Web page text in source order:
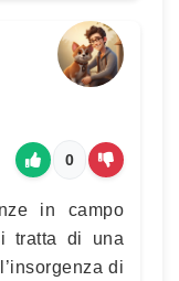
0
in campo
tratta di una
di